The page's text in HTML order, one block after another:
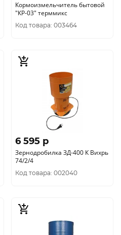
Кормоизмельчитель бытовой
"КР-03" терммикс
Код товара: 003464
6 595 p
Зернодробилка ЗД-400 К Вихрь
74/2/4
Код товара: 002040